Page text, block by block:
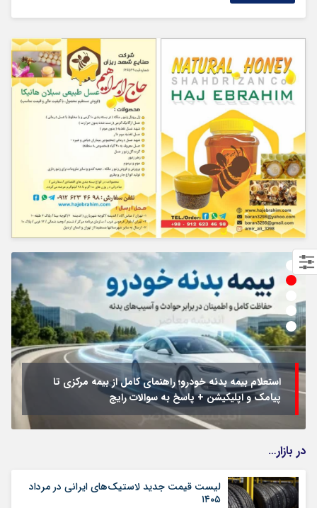
استعلام بیمه بدنه خودرو؛ راهنمای کامل از بیمه مرکزی تا
پیامک و اپلیکیشن + پاسخ به سوالات رایج
در بازار…
لیست قیمت جدید لاستیک‌های ایرانی در مرداد
۱۴۰۵